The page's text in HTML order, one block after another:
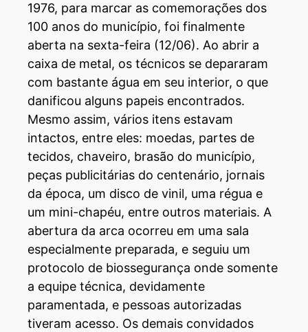
1976, para marcar as comemorações dos
100 anos do município, foi finalmente
aberta na sexta-feira (12/06). Ao abrir a
caixa de metal, os técnicos se depararam
com bastante água em seu interior, o que
danificou alguns papeis encontrados.
Mesmo assim, vários itens estavam
intactos, entre eles: moedas, partes de
tecidos, chaveiro, brasão do município,
peças publicitárias do centenário, jornais
da época, um disco de vinil, uma régua e
um mini-chapéu, entre outros materiais. A
abertura da arca ocorreu em uma sala
especialmente preparada, e seguiu um
protocolo de biossegurança onde somente
a equipe técnica, devidamente
paramentada, e pessoas autorizadas
tiveram acesso. Os demais convidados